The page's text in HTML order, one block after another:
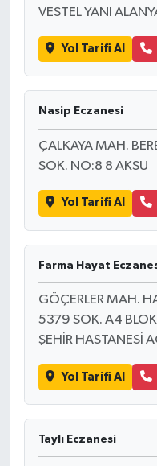
VESTEL YANI
Yol Tarifi Al
Nasip Eczanesi
ÇALKAYA MAH.
SOK. NO:8 8 AKSU
Yol Tarifi Al
Farma Hayat
GÖÇERLER MAH.
5379 SOK. A4
ŞEHİR HASTANESİ
Yol Tarifi Al
Taylı Eczanesi